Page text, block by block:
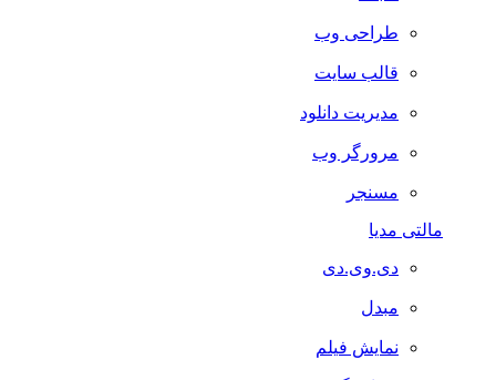
طراحی وب
قالب سایت
مدیریت دانلود
مرورگر وب
مسنجر
مالتی مدیا
دی.وی.دی
مبدل
نمایش فیلم